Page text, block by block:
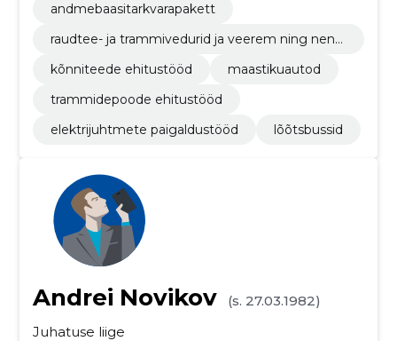
andmebaasitarkvarapakett
raudtee- ja trammivedurid ja veerem ning nend
kõnniteede ehitustööd
maastikuautod
trammidepoode ehitustööd
elektrijuhtmete paigaldustööd
lõõtsbussid
Andrei Novikov
(s. 27.03.1982)
Juhatuse liige